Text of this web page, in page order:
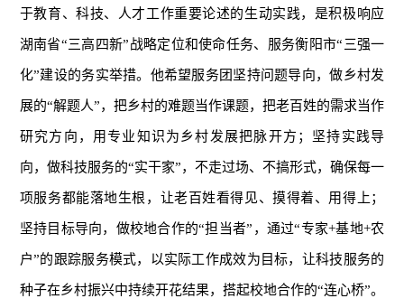
于教育、科技、人才工作重要论述的生动实践，是积极响应
湖南省“三高四新”战略定位和使命任务、服务衡阳市“三强一
化”建设的务实举措。他希望服务团坚持问题导向，做乡村发
展的“解题人”，把乡村的难题当作课题，把老百姓的需求当作
研究方向，用专业知识为乡村发展把脉开方；坚持实践导
向，做科技服务的“实干家”，不走过场、不搞形式，确保每一
项服务都能落地生根，让老百姓看得见、摸得着、用得上；
坚持目标导向，做校地合作的“担当者”，通过“专家+基地+农
户”的跟踪服务模式，以实际工作成效为目标，让科技服务的
种子在乡村振兴中持续开花结果，搭起校地合作的“连心桥”。